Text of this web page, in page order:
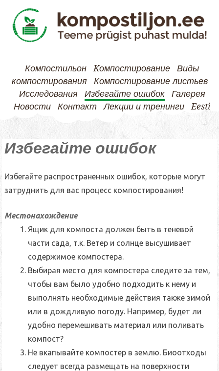
Компостильон Kомпостирование
Виды
компостирования
Компостирование листьев
Исследования
Избегайте ошибок
Галерея
Новости
Контакт Лекции и тренинги Eesti
Skip
to
content
Избегайте ошибок
Избегайте распространенных ошибок, которые могут
затруднить для вас процесс компостирования!
Местонахождение
Ящик для компоста должен быть в теневой
части сада, т.к. Ветер и солнце высушивает
содержимое компостера.
Выбирая место для компостера следите за тем,
чтобы вам было удобно подходить к нему и
выполнять необходимые действия также зимой
или в дождливую погоду. Например, будет ли
удобно перемешивать материал или поливать
компост?
Не вкапывайте компостер в землю. Биоотходы
следует всегда размещать на поверхности